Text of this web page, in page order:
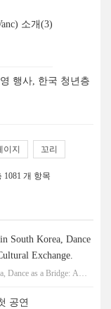
소개(3)
행사, 한국 청년층
이지 꼬리
1081 개 항목
South Korea, Dance
Exchange.
Dance as a Bridge: A
공연